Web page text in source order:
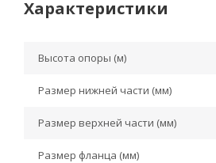
Характеристики
Высота опоры (м)
Размер нижней части (мм)
Размер верхней части (мм)
Размер фланца (мм)